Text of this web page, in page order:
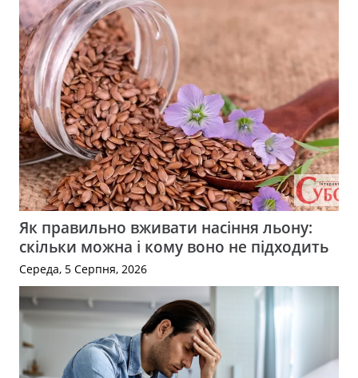
Як правильно вживати насіння льону:
скільки можна і кому воно не підходить
Середа, 5 Серпня, 2026